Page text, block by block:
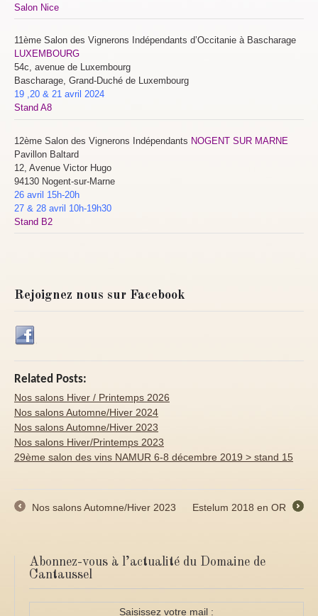
Salon Nice
11ème Salon des Vignerons Indépendants d’Occitanie à Bascharage
LUXEMBOURG
54c, avenue de Luxembourg
Bascharage, Grand-Duché de Luxembourg
19 ,20 & 21 avril 2024
Stand A8
12ème Salon des Vignerons Indépendants NOGENT SUR MARNE
Pavillon Baltard
12, Avenue Victor Hugo
94130 Nogent-sur-Marne
26 avril 15h-20h
27 & 28 avril 10h-19h30
Stand B2
Rejoignez nous sur Facebook
Related Posts:
Nos salons Hiver / Printemps 2026
Nos salons Automne/Hiver 2024
Nos salons Automne/Hiver 2023
Nos salons Hiver/Printemps 2023
29ème salon des vins NAMUR 6-8 décembre 2019 > stand 15
Nos salons Automne/Hiver 2023
Estelum 2018 en OR
Abonnez-vous à l’actualité du Domaine de
Cantaussel
Saisissez votre mail :